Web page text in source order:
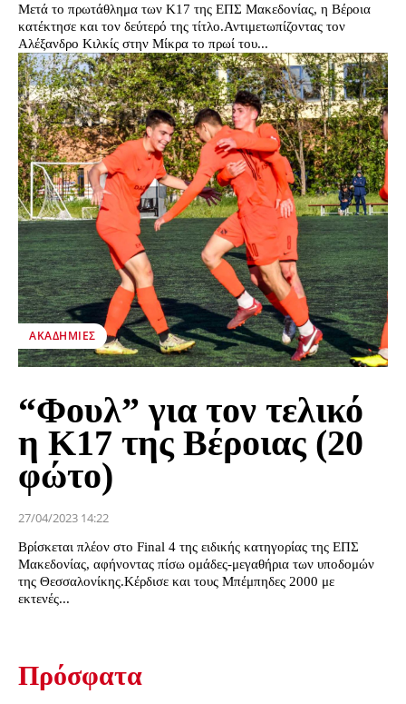
Μετά το πρωτάθλημα των Κ17 της ΕΠΣ Μακεδονίας, η Βέροια
κατέκτησε και τον δεύτερό της τίτλο.Αντιμετωπίζοντας τον
Αλέξανδρο Κιλκίς στην Μίκρα το πρωί του...
ΑΚΑΔΗΜΊΕΣ
“Φουλ” για τον τελικό
η Κ17 της Βέροιας (20
φώτο)
27/04/2023 14:22
Βρίσκεται πλέον στο Final 4 της ειδικής κατηγορίας της ΕΠΣ
Μακεδονίας, αφήνοντας πίσω ομάδες-μεγαθήρια των υποδομών
της Θεσσαλονίκης.Κέρδισε και τους Μπέμπηδες 2000 με
εκτενές...
Πρόσφατα